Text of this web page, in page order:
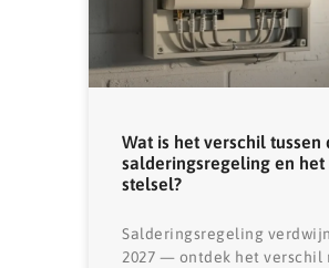
Wat is het verschil tussen
salderingsregeling en het
stelsel?
Salderingsregeling
2027 — ontdek het verschil